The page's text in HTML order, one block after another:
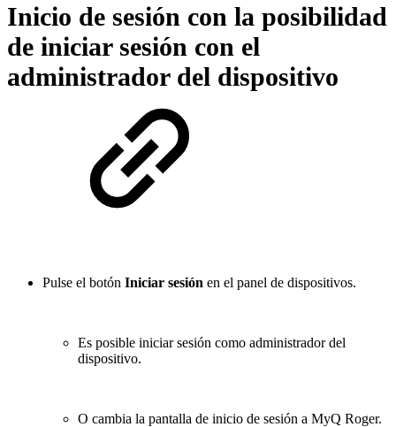
Inicio de sesión con la posibilidad
de iniciar sesión con el
administrador del dispositivo
Pulse el botón Iniciar sesión en el panel de dispositivos.
Es posible iniciar sesión como administrador del
dispositivo.
O cambia la pantalla de inicio de sesión a MyQ Roger.